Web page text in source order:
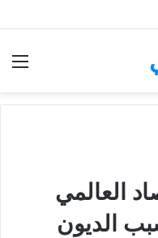
العالمي
الديون